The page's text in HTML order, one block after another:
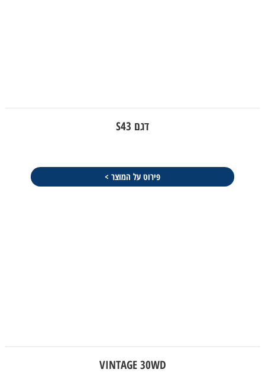
דגם S43
פירוט על המוצר >
VINTAGE 30WD